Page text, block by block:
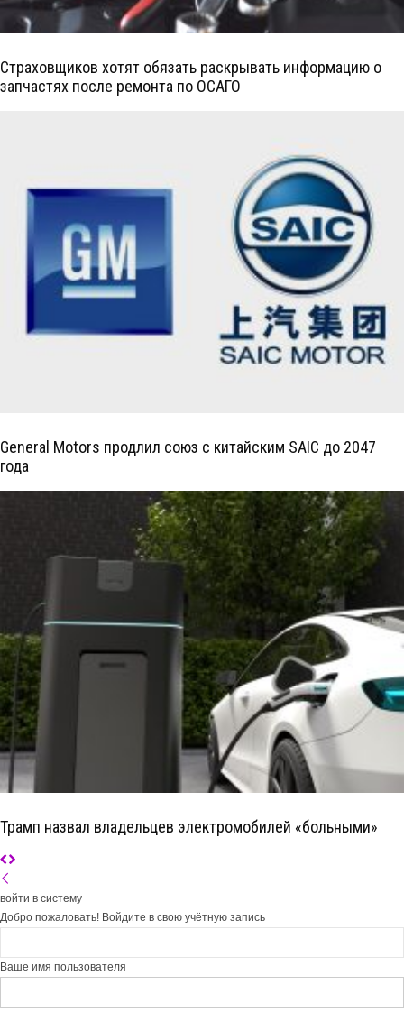
Страховщиков хотят обязать раскрывать информацию о
запчастях после ремонта по ОСАГО
General Motors продлил союз с китайским SAIC до 2047
года
Трамп назвал владельцев электромобилей «больными»
войти в систему
Добро пожаловать! Войдите в свою учётную запись
Ваше имя пользователя